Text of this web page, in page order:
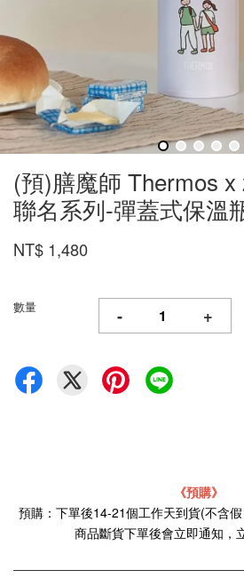
(預)膳魔師 Thermos
聯名系列-彈蓋式保溫
NT$ 1,480
數量 - +
《預購》
預購：下單後14-21個工作天到貨(不含
商品斷貨下單後會立即通知，